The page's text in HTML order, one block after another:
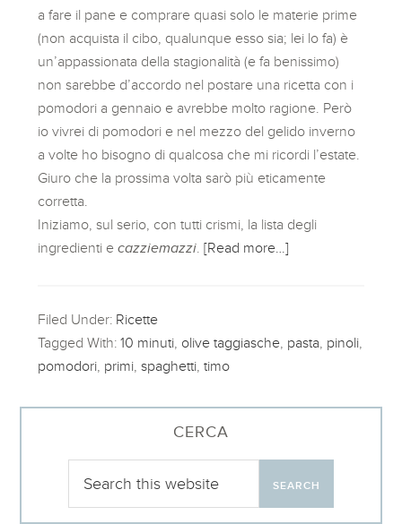
a fare il pane e comprare quasi solo le materie prime
(non acquista il cibo, qualunque esso sia; lei lo fa) è
un’appassionata della stagionalità (e fa benissimo)
non sarebbe d’accordo nel postare una ricetta con i
pomodori a gennaio e avrebbe molto ragione. Però
io vivrei di pomodori e nel mezzo del gelido inverno
a volte ho bisogno di qualcosa che mi ricordi l’estate.
Giuro che la prossima volta sarò più eticamente
corretta.
Iniziamo, sul serio, con tutti crismi, la lista degli
ingredienti ecazziemazzi .[Read more…]
Filed Under: Ricette
Tagged With:10 minuti olive taggiasche pasta pinoli
pomodori primi ,spaghetti ,timo
CERCA